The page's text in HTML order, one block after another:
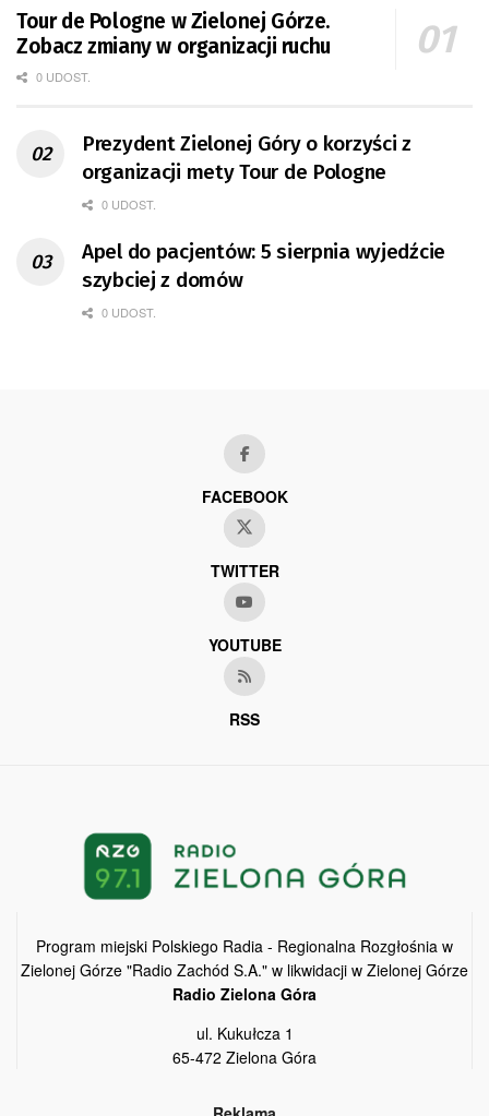
Tour de Pologne w Zielonej Górze.
Zobacz zmiany w organizacji ruchu
0 UDOST.
Prezydent Zielonej Góry o korzyści z
organizacji mety Tour de Pologne
0 UDOST.
Apel do pacjentów: 5 sierpnia wyjedźcie
szybciej z domów
0 UDOST.
FACEBOOK
TWITTER
YOUTUBE
RSS
Program miejski Polskiego Radia - Regionalna Rozgłośnia w
Zielonej Górze "Radio Zachód S.A." w likwidacji w Zielonej Górze
Radio Zielona Góra
ul. Kukułcza 1
65-472 Zielona Góra